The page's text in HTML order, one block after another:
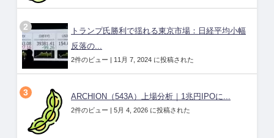
トランプ氏勝利で揺れる東京市場：日経平均小幅
反落の...
2件のビュー | 11月 7, 2024 に投稿された
ARCHION（543A）上場分析｜1兆円IPOに...
2件のビュー | 5月 4, 2026 に投稿された